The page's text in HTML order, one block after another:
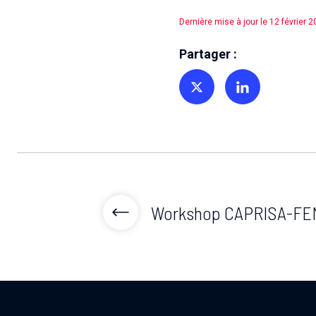
Dernière mise à jour le 12 février
Partager :
Partager sur TwitterPartager sur Linkedin
Workshop CAPRISA-